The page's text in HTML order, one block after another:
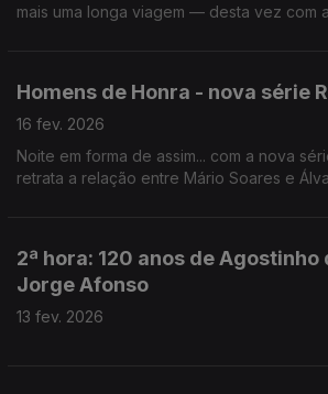
mais uma longa viagem — desta vez com
Homens de Honra - nova série
16 fev. 2026
Noite em forma de assim... com a nova
retrata a relação entre Mário Soares e
2ª hora: 120 anos de Agostinho
Jorge Afonso
13 fev. 2026